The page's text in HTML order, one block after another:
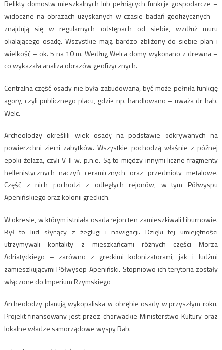
Relikty domostw mieszkalnych lub pełniących funkcje gospodarcze –
widoczne na obrazach uzyskanych w czasie badań geofizycznych –
znajdują się w regularnych odstępach od siebie, wzdłuż muru
okalającego osadę. Wszystkie mają bardzo zbliżony do siebie plan i
wielkość – ok. 5 na 10 m. Według Welca domy wykonano z drewna –
co wykazała analiza obrazów geofizycznych.
Centralna część osady nie była zabudowana, być może pełniła funkcję
agory, czyli publicznego placu, gdzie np. handlowano – uważa dr hab.
Welc.
Archeolodzy określili wiek osady na podstawie odkrywanych na
powierzchni ziemi zabytków. Wszystkie pochodzą właśnie z późnej
epoki żelaza, czyli V-II w. p.n.e. Są to między innymi liczne fragmenty
hellenistycznych naczyń ceramicznych oraz przedmioty metalowe.
Część z nich pochodzi z odległych rejonów, w tym Półwyspu
Apenińskiego oraz kolonii greckich.
W okresie, w którym istniała osada rejon ten zamieszkiwali Liburnowie.
Był to lud słynący z żeglugi i nawigacji. Dzięki tej umiejętności
utrzymywali kontakty z mieszkańcami różnych części Morza
Adriatyckiego – zarówno z greckimi kolonizatorami, jak i ludźmi
zamieszkującymi Półwysep Apeniński. Stopniowo ich terytoria zostały
włączone do Imperium Rzymskiego.
Archeolodzy planują wykopaliska w obrębie osady w przyszłym roku.
Projekt finansowany jest przez chorwackie Ministerstwo Kultury oraz
lokalne władze samorządowe wyspy Rab.